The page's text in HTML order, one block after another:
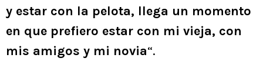
y estar con la pelota, llega un momento
en que prefiero estar con mi vieja, con
mis amigos y mi novia“.